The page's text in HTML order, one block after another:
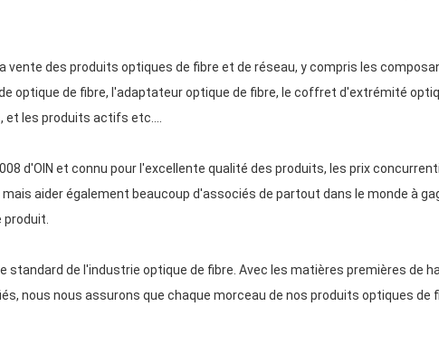
vente des produits optiques de fibre et de réseau, y compris les
optique de fibre, l'adaptateur optique de fibre, le coffret d'extrémité
et les produits actifs etc….
d'OIN et connu pour l'excellente qualité des produits, les prix
aider également beaucoup d'associés de partout dans le monde à
produit.
de l'industrie optique de fibre. Avec les matières premières de
nous nous assurons que chaque morceau de nos produits optiques de